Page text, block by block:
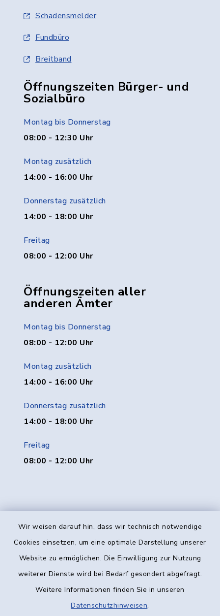
Wir weisen darauf hin, dass wir technisch notwendige
Cookies einsetzen, um eine optimale Darstellung unserer
Website zu ermöglichen. Die Einwilligung zur Nutzung
weiterer Dienste wird bei Bedarf gesondert abgefragt.
Weitere Informationen finden Sie in unseren
Datenschutzhinweisen.
Schadensmelder
Fundbüro
Breitband
Öffnungszeiten Bürger- und
Sozialbüro
Montag bis Donnerstag
08:00 - 12:30 Uhr
Montag zusätzlich
14:00 - 16:00 Uhr
Donnerstag zusätzlich
14:00 - 18:00 Uhr
Freitag
08:00 - 12:00 Uhr
Öffnungszeiten aller
anderen Ämter
Montag bis Donnerstag
08:00 - 12:00 Uhr
Montag zusätzlich
14:00 - 16:00 Uhr
Donnerstag zusätzlich
14:00 - 18:00 Uhr
Freitag
08:00 - 12:00 Uhr
Kontakt
Datenschutz